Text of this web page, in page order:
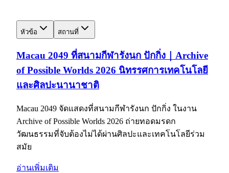
หัวข้อ สถานที่
Macau 2049 ที่สนามกีฬารังนก ปักกิ่ง｜Archive
of Possible Worlds 2026 นิทรรศการเทคโนโลยี
และศิลปะนานาชาติ
Macau 2049 จัดแสดงที่สนามกีฬารังนก ปักกิ่ง ในงาน
Archive of Possible Worlds 2026 ถ่ายทอดมรดก
วัฒนธรรมที่จับต้องไม่ได้ผ่านศิลปะและเทคโนโลยีร่วม
สมัย
อ่านเพิ่มเติม